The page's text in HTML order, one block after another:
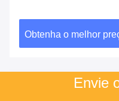
Obtenha o melhor
Envie